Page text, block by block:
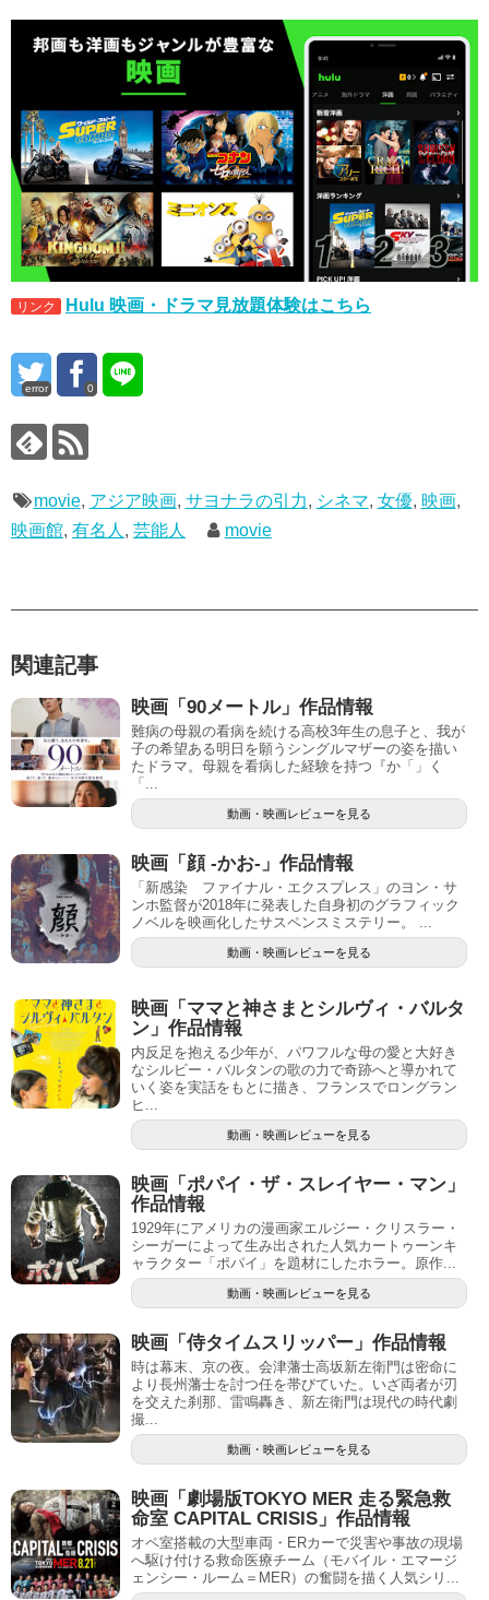
リンク Hulu 映画・ドラマ見放題体験はこちら
error 0
movie, アジア映画, サヨナラの引力, シネマ, 女優, 映画,
映画館, 有名人, 芸能人 movie
関連記事
映画「90メートル」作品情報
難病の母親の看病を続ける高校3年生の息子と、我が
子の希望ある明日を願うシングルマザーの姿を描い
たドラマ。母親を看病した経験を持つ『か「」く
「...
動画・映画レビューを見る
映画「顔 -かお-」作品情報
「新感染 ファイナル・エクスプレス」のヨン・サ
ンホ監督が2018年に発表した自身初のグラフィック
ノベルを映画化したサスペンスミステリー。 ...
動画・映画レビューを見る
映画「ママと神さまとシルヴィ・バルタ
ン」作品情報
内反足を抱える少年が、パワフルな母の愛と大好き
なシルビー・バルタンの歌の力で奇跡へと導かれて
いく姿を実話をもとに描き、フランスでロングラン
ヒ...
動画・映画レビューを見る
映画「ポパイ・ザ・スレイヤー・マン」
作品情報
1929年にアメリカの漫画家エルジー・クリスラー・
シーガーによって生み出された人気カートゥーンキ
ャラクター「ポパイ」を題材にしたホラー。原作...
動画・映画レビューを見る
映画「侍タイムスリッパー」作品情報
時は幕末、京の夜。会津藩士高坂新左衛門は密命に
より長州藩士を討つ任を帯びていた。いざ両者が刃
を交えた刹那、雷鳴轟き、新左衛門は現代の時代劇
撮...
動画・映画レビューを見る
映画「劇場版TOKYO MER 走る緊急救
命室 CAPITAL CRISIS」作品情報
オペ室搭載の大型車両・ERカーで災害や事故の現場
へ駆け付ける救命医療チーム（モバイル・エマージ
ェンシー・ルーム＝MER）の奮闘を描く人気シリ...